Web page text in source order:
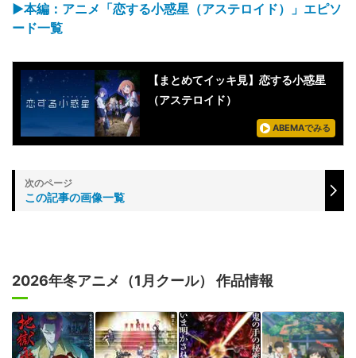
▶本編：アニメ「恋する小惑星（アステロイド）」エピソ
ード一覧
【まとめてイッキ見】恋する小惑星
（アステロイド）
ABEMAでみる
この記事の画像一覧
2026年冬アニメ（1月クール） 作品情報